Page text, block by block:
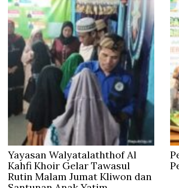
Yayasan Walyatalaththof Al
Kahfi Khoir Gelar Tawasul
Rutin Malam Jumat Kliwon dan